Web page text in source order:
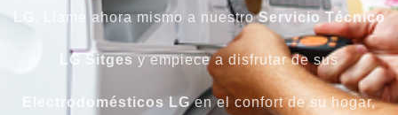
. Llame ahora mismo a nuestroServicio Técnico
LG Sitges y empiece a disfrutar de sus
Electrodomésticos LGen el confort de su hogar,